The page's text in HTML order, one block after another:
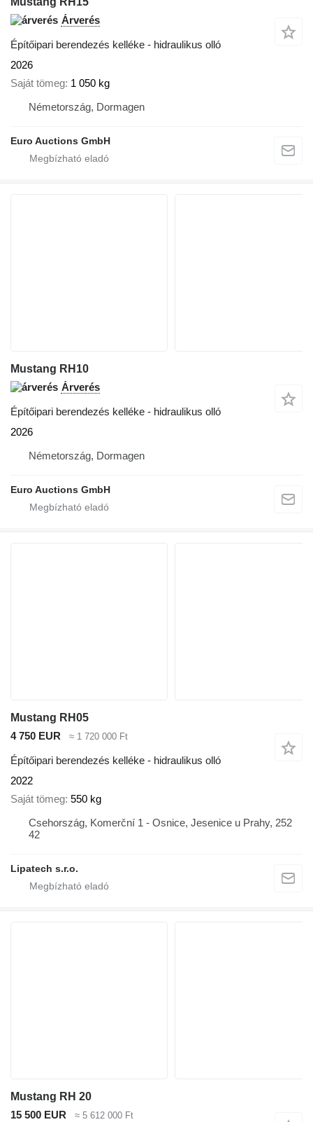
Árverés
Építőipari berendezés kelléke - hidraulikus olló
2026
Saját tömeg 1 050 kg
Németország, Dormagen
Euro Auctions GmbH
Mustang RH10
Árverés
Építőipari berendezés kelléke - hidraulikus olló
2026
Németország, Dormagen
Euro Auctions GmbH
Mustang RH05
4 750 EUR
≈ 1 720 000 Ft
Építőipari berendezés kelléke - hidraulikus olló
2022
Saját tömeg 550 kg
Csehország, Komerční 1 - Osnice, Jesenice u Prahy, 252
42
Lipatech s.r.o.
Mustang RH 20
15 500 EUR
≈ 5 612 000 Ft